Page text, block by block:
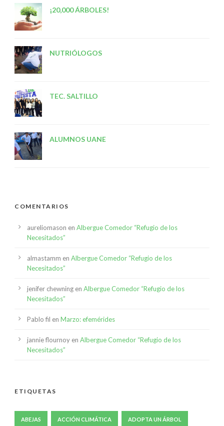
¡20,000 ÁRBOLES!
NUTRIÓLOGOS
TEC. SALTILLO
ALUMNOS UANE
COMENTARIOS
aureliomason en Albergue Comedor “Refugio de los
Necesitados”
almastamm en Albergue Comedor “Refugio de los
Necesitados”
jenifer chewning en Albergue Comedor “Refugio de los
Necesitados”
Pablo fil en Marzo: efemérides
jannie flournoy en Albergue Comedor “Refugio de los
Necesitados”
ETIQUETAS
ABEJAS ACCIÓN CLIMÁTICA ADOPTA UN ÁRBOL